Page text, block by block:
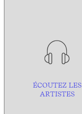
ÉCOUTEZ LES
ARTISTES